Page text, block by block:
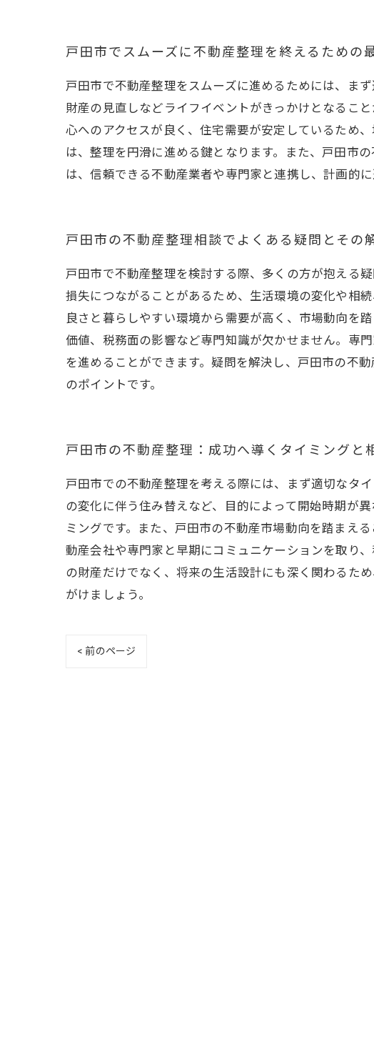
戸田市でスムーズに不動産整理を終えるための
戸田市で不動産整理をスムーズに進めるためには、ま
財産の見直しなどライフイベントがきっかけとなるこ
心へのアクセスが良く、住宅需要が安定しているため
は、整理を円滑に進める鍵となります。また、戸田市
は、信頼できる不動産業者や専門家と連携し、計画的
戸田市の不動産整理相談でよくある疑問とその
戸田市で不動産整理を検討する際、多くの方が抱える
損失につながることがあるため、生活環境の変化や相
良さと暮らしやすい環境から需要が高く、市場動向を
価値、税務面の影響など専門知識が欠かせません。専
を進めることができます。疑問を解決し、戸田市の不
のポイントです。
戸田市の不動産整理：成功へ導くタイミングと
戸田市での不動産整理を考える際には、まず適切なタ
の変化に伴う住み替えなど、目的によって開始時期が
ミングです。また、戸田市の不動産市場動向を踏まえ
動産会社や専門家と早期にコミュニケーションを取り
の財産だけでなく、将来の生活設計にも深く関わるた
がけましょう。
< 前のページ